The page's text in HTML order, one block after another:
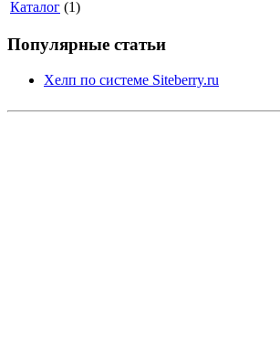
Каталог (1)
Популярные статьи
Хелп по системе Siteberry.ru